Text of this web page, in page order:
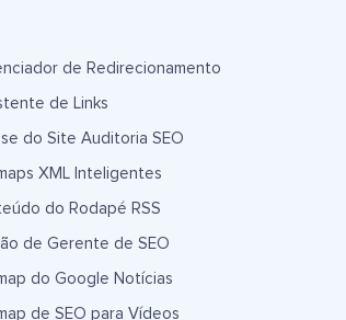
de Redirecionamento
de Links
do Site Auditoria SEO
XML Inteligentes
do Rodapé RSS
de Gerente de SEO
do Google Notícias
de SEO para Vídeos